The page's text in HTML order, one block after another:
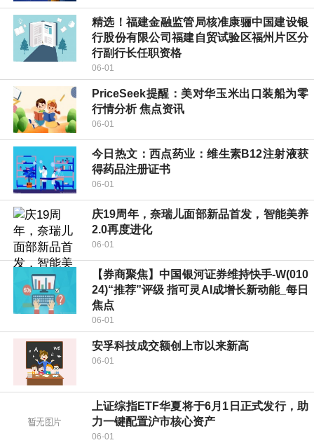
精选！福建金融监管局核准康骊中国建设银
行股份有限公司福建自贸试验区福州片区分
行副行长任职资格
06-01
PriceSeek提醒：美对华玉米出口装船为零
行情分析 焦点资讯
06-01
今日热文：西点药业：维生素B12注射液获
得药品注册证书
06-01
庆19周年，奈瑞儿面部新品首发，智能美养
2.0再度进化
06-01
【券商聚焦】中国银河证券维持快手-W(010
24)“推荐”评级 指可灵AI成增长新动能_每日
焦点
06-01
安孚科技成交额创上市以来新高
06-01
上证综指ETF华夏将于6月1日正式发行，助
力一键配置沪市核心资产
06-01